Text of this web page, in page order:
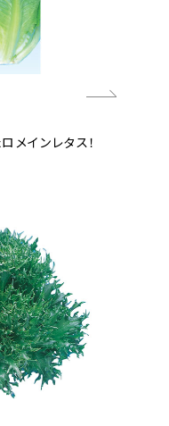
メインレタス！